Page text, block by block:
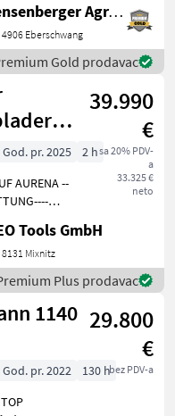
Halle
Perkins
V -
Sensenberger Agrar-Technik
4906 Eberschwang
Gold prodavac
39.990
€
sa 20% PDV-
a
33.325 €
neto
God. pr. 2025
2 h
AURENA --
Schieder
kompakte
Tools GmbH
8131 Mixnitz
Plus prodavac
1140 29.800
€
bez PDV-a
God. pr. 2022
130 h